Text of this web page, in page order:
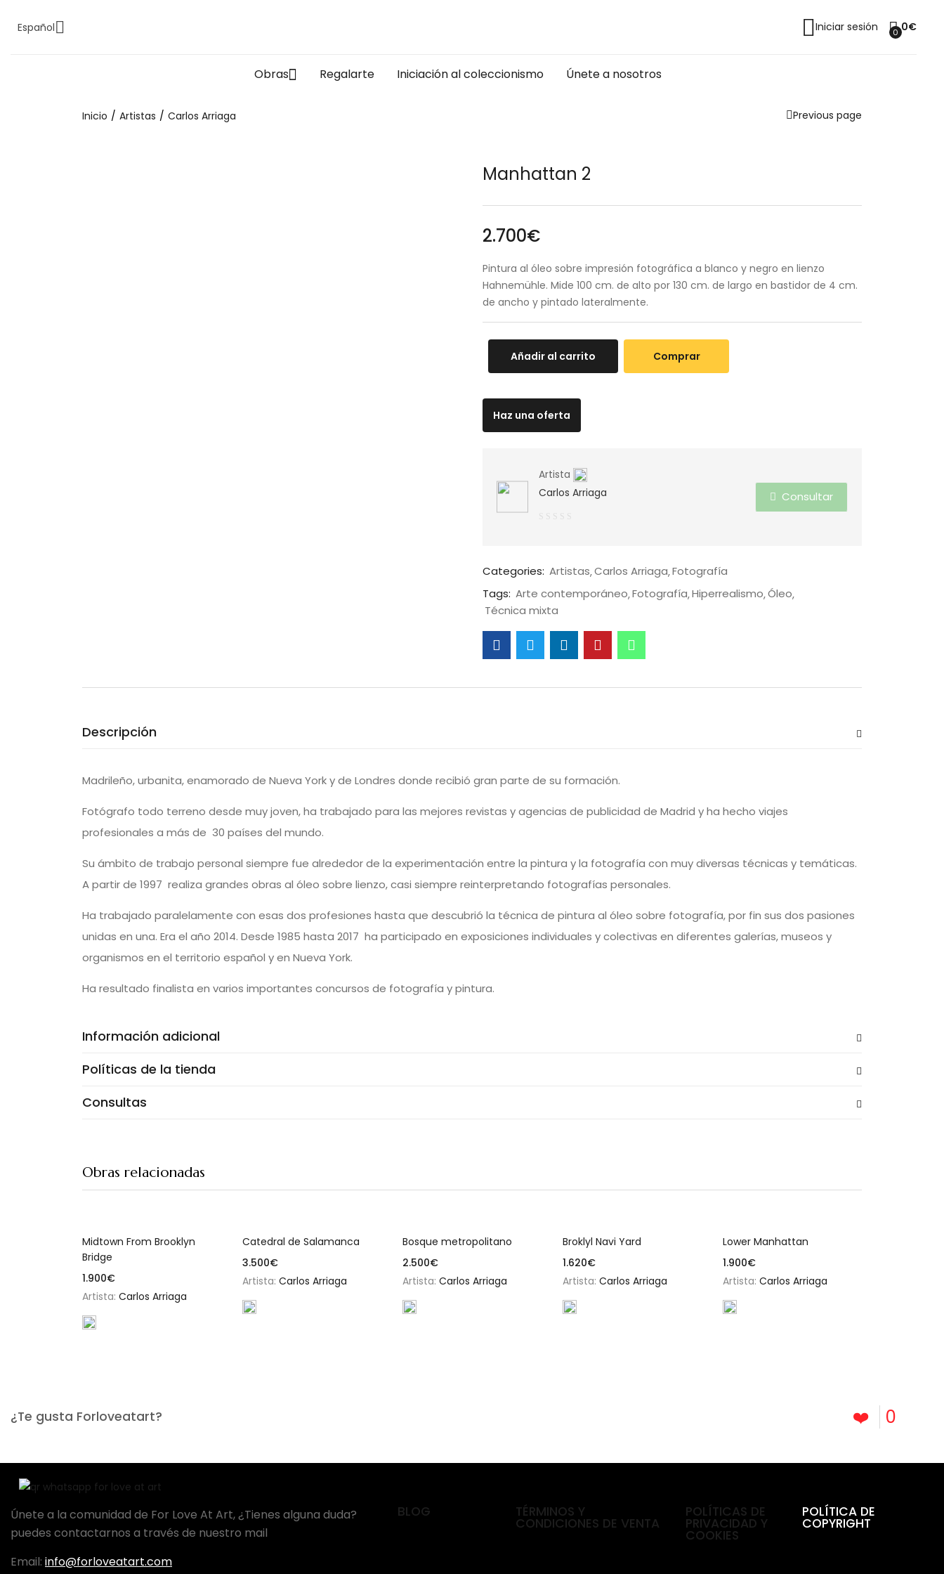
Español Iniciar sesión 0 0€
Obras Regalarte Iniciación al coleccionismo Únete a nosotros
Inicio Artistas Carlos Arriaga Previous page
Manhattan 2
2.700€
Pintura al óleo sobre impresión fotográfica a blanco y negro en lienzo
Hahnemühle. Mide 100 cm. de alto por 130 cm. de largo en bastidor de 4 cm.
de ancho y pintado lateralmente.
Añadir al carrito Comprar
Haz una oferta
Artista
Carlos Arriaga
5
Consultar
Categories: Artistas Carlos Arriaga Fotografía
Tags: Arte contemporáneo Fotografía Hiperrealismo Óleo
Técnica mixta
Descripción
Madrileño, urbanita, enamorado de Nueva York y de Londres donde recibió gran parte de su formación.
Fotógrafo todo terreno desde muy joven, ha trabajado para las mejores revistas y agencias de publicidad de Madrid y ha hecho viajes
profesionales a más de 30 países del mundo.
Su ámbito de trabajo personal siempre fue alrededor de la experimentación entre la pintura y la fotografía con muy diversas técnicas y temáticas.
A partir de 1997 realiza grandes obras al óleo sobre lienzo, casi siempre reinterpretando fotografías personales.
Ha trabajado paralelamente con esas dos profesiones hasta que descubrió la técnica de pintura al óleo sobre fotografía, por fin sus dos pasiones
unidas en una. Era el año 2014. Desde 1985 hasta 2017 ha participado en exposiciones individuales y colectivas en diferentes galerías, museos y
organismos en el territorio español y en Nueva York.
Ha resultado finalista en varios importantes concursos de fotografía y pintura.
Información adicional
Políticas de la tienda
Consultas
Obras relacionadas
Añadir al carrito
Midtown From Brooklyn
Bridge
1.900€
Artista: Carlos Arriaga
Añadir al carrito
Catedral de Salamanca
3.500€
Artista: Carlos Arriaga
Añadir al carrito
Bosque metropolitano
2.500€
Artista: Carlos Arriaga
Añadir al carrito
Broklyl Navi Yard
1.620€
Artista: Carlos Arriaga
Añadir al carrito
Lower Manhattan
1.900€
Artista: Carlos Arriaga
¿Te gusta Forloveatart? ❤️ 0
Únete a la comunidad de For Love At Art, ¿Tienes alguna duda?
puedes contactarnos a través de nuestro mail
Email: info@forloveatart.com
BLOG TÉRMINOS Y
CONDICIONES DE VENTA
POLÍTICAS DE
PRIVACIDAD Y
COOKIES
POLÍTICA DE
COPYRIGHT